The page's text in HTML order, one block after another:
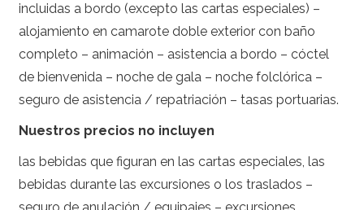
incluidas a bordo (excepto las cartas especiales) –
alojamiento en camarote doble exterior con baño
completo – animación – asistencia a bordo – cóctel
de bienvenida – noche de gala – noche folclórica –
seguro de asistencia / repatriación – tasas portuarias.
Nuestros precios no incluyen
las bebidas que figuran en las cartas especiales, las
bebidas durante las excursiones o los traslados –